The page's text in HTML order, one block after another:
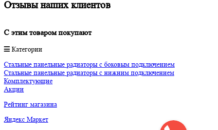
Отзывы наших клиентов
C этим товаром покупают
Категории
Стальные панельные радиаторы с боковым подключением
Стальные панельные радиаторы с нижним подключением
Комплектующие
Акции
Рейтинг магазина
Яндекс Маркет